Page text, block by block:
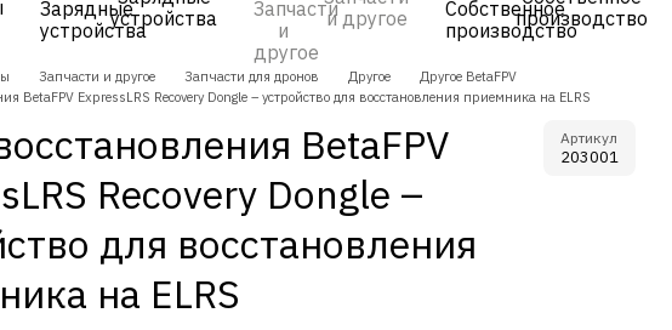
устройства
и другое
производство
Запчасти и другое Запчасти для дронов Другое
Другое BetaFPV
BetaFPV ExpressLRS Recovery Dongle – устройство для восстановления приемника на ELRS
BetaFPV
Recovery Dongle –
для восстановления
на ELRS
Артикул
203001